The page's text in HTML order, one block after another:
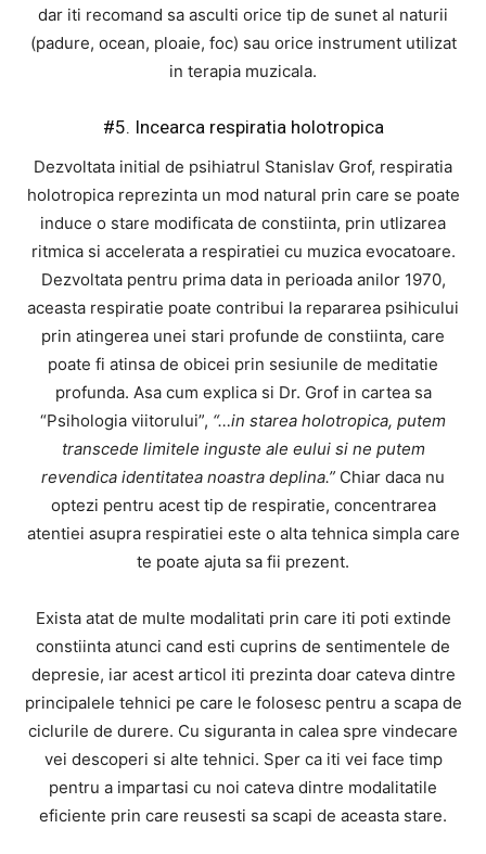
dar iti recomand sa asculti orice tip de sunet al naturii
(padure, ocean, ploaie, foc) sau orice instrument utilizat
in terapia muzicala.
#5. Incearca respiratia holotropica
Dezvoltata initial de psihiatrul Stanislav Grof, respiratia
holotropica reprezinta un mod natural prin care se poate
induce o stare modificata de constiinta, prin utlizarea
ritmica si accelerata a respiratiei cu muzica evocatoare.
Dezvoltata pentru prima data in perioada anilor 1970,
aceasta respiratie poate contribui la repararea psihicului
prin atingerea unei stari profunde de constiinta, care
poate fi atinsa de obicei prin sesiunile de meditatie
profunda. Asa cum explica si Dr. Grof in cartea sa
“Psihologia viitorului”, “…in starea holotropica, putem
transcede limitele inguste ale eului si ne putem
revendica identitatea noastra deplina.” Chiar daca nu
optezi pentru acest tip de respiratie, concentrarea
atentiei asupra respiratiei este o alta tehnica simpla care
te poate ajuta sa fii prezent.
Exista atat de multe modalitati prin care iti poti extinde
constiinta atunci cand esti cuprins de sentimentele de
depresie, iar acest articol iti prezinta doar cateva dintre
principalele tehnici pe care le folosesc pentru a scapa de
ciclurile de durere. Cu siguranta in calea spre vindecare
vei descoperi si alte tehnici. Sper ca iti vei face timp
pentru a impartasi cu noi cateva dintre modalitatile
eficiente prin care reusesti sa scapi de aceasta stare.